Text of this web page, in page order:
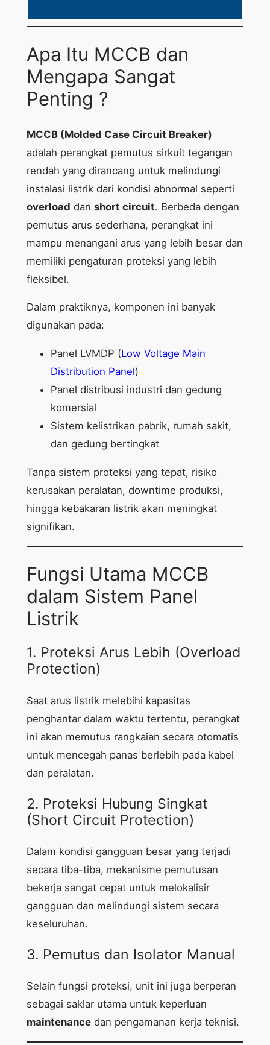
Apa Itu MCCB dan
Mengapa Sangat
Penting ?
MCCB (Molded Case Circuit Breaker)
adalah perangkat pemutus sirkuit tegangan
rendah yang dirancang untuk melindungi
instalasi listrik dari kondisi abnormal seperti
overload dan short circuit. Berbeda dengan
pemutus arus sederhana, perangkat ini
mampu menangani arus yang lebih besar dan
memiliki pengaturan proteksi yang lebih
fleksibel.
Dalam praktiknya, komponen ini banyak
digunakan pada:
Panel LVMDP (Low Voltage Main
Distribution Panel)
Panel distribusi industri dan gedung
komersial
Sistem kelistrikan pabrik, rumah sakit,
dan gedung bertingkat
Tanpa sistem proteksi yang tepat, risiko
kerusakan peralatan, downtime produksi,
hingga kebakaran listrik akan meningkat
signifikan.
Fungsi Utama MCCB
dalam Sistem Panel
Listrik
1. Proteksi Arus Lebih (Overload
Protection)
Saat arus listrik melebihi kapasitas
penghantar dalam waktu tertentu, perangkat
ini akan memutus rangkaian secara otomatis
untuk mencegah panas berlebih pada kabel
dan peralatan.
2. Proteksi Hubung Singkat
(Short Circuit Protection)
Dalam kondisi gangguan besar yang terjadi
secara tiba-tiba, mekanisme pemutusan
bekerja sangat cepat untuk melokalisir
gangguan dan melindungi sistem secara
keseluruhan.
3. Pemutus dan Isolator Manual
Selain fungsi proteksi, unit ini juga berperan
sebagai saklar utama untuk keperluan
maintenancedan pengamanan kerja teknisi.